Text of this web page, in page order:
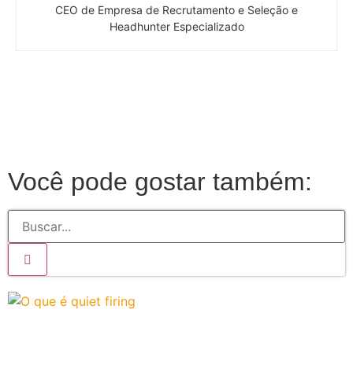
CEO de Empresa de Recrutamento e Seleção e
Headhunter Especializado
Você pode gostar também: